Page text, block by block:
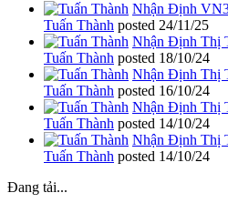
Nhận Định
Tuấn Thành posted 24/11/25
Nhận Định Thị
Tuấn Thành posted 18/10/24
Nhận Định Thị
Tuấn Thành posted 16/10/24
Nhận Định Thị
Tuấn Thành posted 14/10/24
Nhận Định Thị
Tuấn Thành posted 14/10/24
Đang tải...